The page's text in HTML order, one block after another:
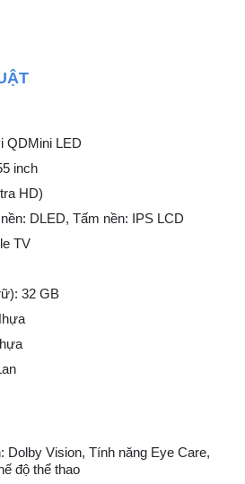
QDMini LED
inch
HD)
DLED, Tấm nền: IPS LCD
TV
32 GB
Dolby Vision, Tính năng Eye Care,
độ thể thao